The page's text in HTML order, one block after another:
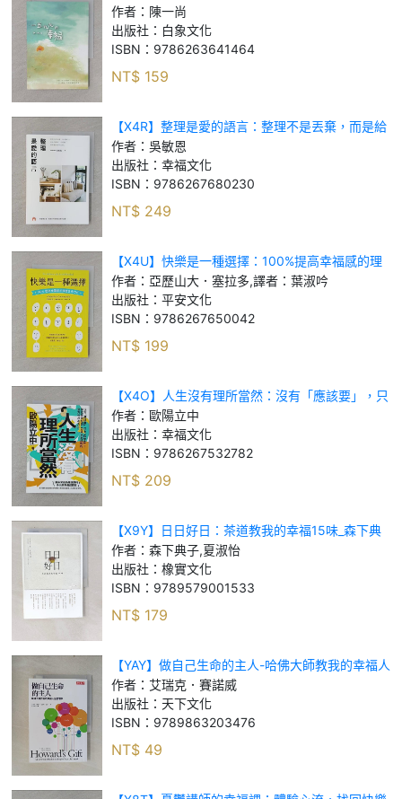
作者： 陳一尚
出版社： 白象文化
ISBN： 9786263641464
NT$ 159
【X4R】整理是愛的語言：整理不是丟棄，而是給
予；將多的釋出，把愛留下，讓家變成愛的容器_
吳敏恩
作者： 吳敏恩
出版社： 幸福文化
ISBN： 9786267680230
NT$ 249
【X4U】快樂是一種選擇：100%提高幸福感的理
想生存方式_亞歷山大．塞拉多, 譯者：葉淑吟
作者： 亞歷山大．塞拉多,譯者：葉淑吟
出版社： 平安文化
ISBN： 9786267650042
NT$ 199
【X4O】人生沒有理所當然：沒有「應該要」，只
有「你想要」！練就跳脫框架、突破自我設限的全
方位思考方式_歐陽立中
作者： 歐陽立中
出版社： 幸福文化
ISBN： 9786267532782
NT$ 209
【X9Y】日日好日：茶道教我的幸福15味_森下典
子, 夏淑怡
作者： 森下典子,夏淑怡
出版社： 橡實文化
ISBN： 9789579001533
NT$ 179
【YAY】做自己生命的主人-哈佛大師教我的幸福人
生管理學_艾瑞克．賽諾威
作者： 艾瑞克．賽諾威
出版社： 天下文化
ISBN： 9789863203476
NT$ 49